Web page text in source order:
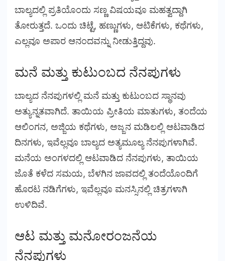
ಬಾಲ್ಯದಲ್ಲಿ ಪ್ರತಿಯೊಂದು ಸಣ್ಣ ವಿಷಯವೂ ಮಹತ್ವದ್ದಾಗಿ
ತೋರುತ್ತದೆ. ಒಂದು ಚಿಟ್ಟೆ, ಹಣ್ಣುಗಳು, ಆಟಿಕೆಗಳು, ಕಥೆಗಳು,
ಎಲ್ಲವೂ ಅಪಾರ ಆನಂದವನ್ನು ನೀಡುತ್ತಿದ್ದವು.
ಮನೆ ಮತ್ತು ಕುಟುಂಬದ ನೆನಪುಗಳು
ಬಾಲ್ಯದ ನೆನಪುಗಳಲ್ಲಿ ಮನೆ ಮತ್ತು ಕುಟುಂಬದ ಸ್ಥಾನವು
ಅತ್ಯುನ್ನತವಾಗಿದೆ. ತಾಯಿಯ ಪ್ರೀತಿಯ ಮಾತುಗಳು, ತಂದೆಯ
ಆಲಿಂಗನ, ಅಜ್ಜಿಯ ಕಥೆಗಳು, ಅಜ್ಜನ ಮಡಿಲಲ್ಲಿ ಆಟವಾಡಿದ
ದಿನಗಳು, ಇವೆಲ್ಲವೂ ಬಾಲ್ಯದ ಅತ್ಯಮೂಲ್ಯ ನೆನಪುಗಳಾಗಿವೆ.
ಮನೆಯ ಅಂಗಳದಲ್ಲಿ ಆಟವಾಡಿದ ನೆನಪುಗಳು, ತಾಯಿಯ
ಜೊತೆ ಕಳೆದ ಸಮಯ, ಬೆಳಗಿನ ಜಾವದಲ್ಲಿ ತಂದೆಯೊಂದಿಗೆ
ಹೊರಟ ನಡಿಗೆಗಳು, ಇವೆಲ್ಲವೂ ಮನಸ್ಸಿನಲ್ಲಿ ಚಿತ್ರಗಳಾಗಿ
ಉಳಿದಿವೆ.
ಆಟ ಮತ್ತು ಮನೋರಂಜನೆಯ
ನೆನಪುಗಳು